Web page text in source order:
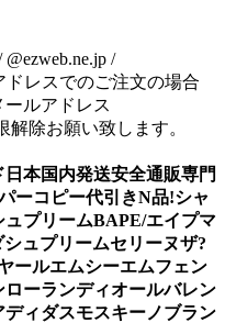
/
ドレスでのご注文の場合
ルアドレス
解除お願い致します。
本国内発送安全通販専門
ーコピー代引きN品!シャ
プリームBAPE/エイプマ
ュプリームセリーヌザ?
ールエムシーエムフェン
ーランディオールバレン
ィダスモスキーノブラン